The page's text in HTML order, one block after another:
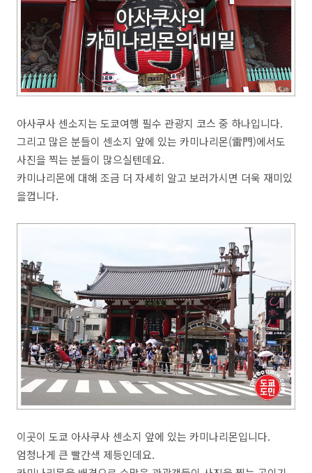
아사쿠사 센소지는 도쿄여행 필수 관광지 코스 중 하나입니다.
그리고 많은 분들이 센소지 앞에 있는 카미나리몬(雷門)에서도
사진을 찍는 분들이 많으실텐데요.
카미나리몬에 대해 조금 더 자세히 알고 보러가시면 더욱 재미있
을껍니다.
이곳이 도쿄 아사쿠사 센소지 앞에 있는 카미나리몬입니다.
엄청나게 큰 빨간색 제등인데요.